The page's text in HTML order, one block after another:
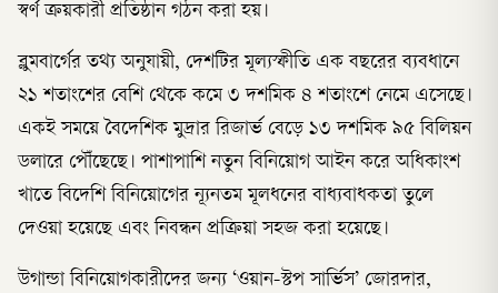
স্বর্ণ ক্রয়কারী প্রতিষ্ঠান গঠন করা হয়।
ব্লুমবার্গের তথ্য অনুযায়ী, দেশটির মূল্যস্ফীতি এক বছরের ব্যবধানে
২১ শতাংশের বেশি থেকে কমে ৩ দশমিক ৪ শতাংশে নেমে এসেছে।
একই সময়ে বৈদেশিক মুদ্রার রিজার্ভ বেড়ে ১৩ দশমিক ৯৫ বিলিয়ন
ডলারে পৌঁছেছে। পাশাপাশি নতুন বিনিয়োগ আইন করে অধিকাংশ
খাতে বিদেশি বিনিয়োগের ন্যূনতম মূলধনের বাধ্যবাধকতা তুলে
দেওয়া হয়েছে এবং নিবন্ধন প্রক্রিয়া সহজ করা হয়েছে।
উগান্ডা বিনিয়োগকারীদের জন্য ‘ওয়ান-স্টপ সার্ভিস’ জোরদার,